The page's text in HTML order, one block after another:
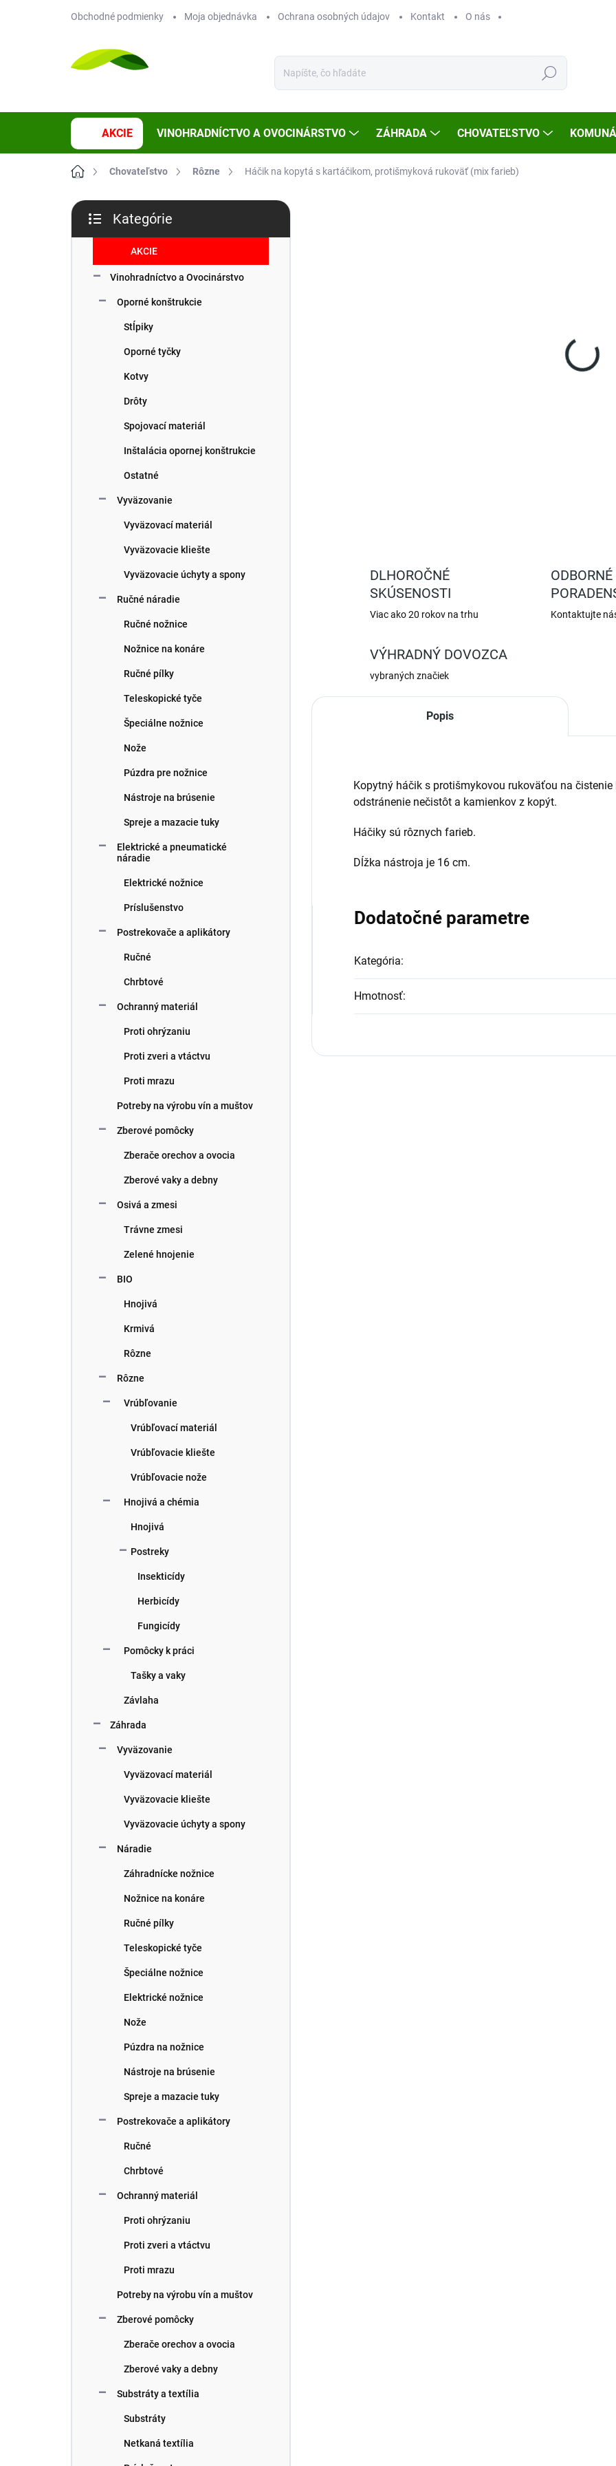
Obchodné podmienky Moja objednávka Ochrana osobných údajov Kontakt O nás
Hľadať
AKCIE VINOHRADNÍCTVO A OVOCINÁRSTVO ZÁHRADA CHOVATEĽSTVO
DomovChovateľstvo Rôzne Háčik na kopytá s kartáčikom, protišmyková rukoväť (mix farieb)
B
č
kategórie
Kategórie
AKCIE
Vinohradníctvo a Ovocinárstvo
Oporné konštrukcie
Stĺpiky
Oporné tyčky
Kotvy
Drôty
Spojovací materiál
Inštalácia opornej konštrukcie
Ostatné
Vyväzovanie
Vyväzovací materiál
Vyväzovacie kliešte
Vyväzovacie úchyty a spony
Ručné náradie
Ručné nožnice
Nožnice na konáre
Ručné pílky
Teleskopické tyče
Špeciálne nožnice
Nože
Púzdra pre nožnice
Nástroje na brúsenie
Spreje a mazacie tuky
Elektrické a pneumatické
náradie
Elektrické nožnice
Príslušenstvo
Postrekovače a aplikátory
Ručné
Chrbtové
Ochranný materiál
Proti ohrýzaniu
Proti zveri a vtáctvu
Proti mrazu
Potreby na výrobu vín a muštov
Zberové pomôcky
Zberače orechov a ovocia
Zberové vaky a debny
Osivá a zmesi
Trávne zmesi
Zelené hnojenie
BIO
Hnojivá
Krmivá
Rôzne
Rôzne
Vrúbľovanie
Vrúbľovací materiál
Vrúbľovacie kliešte
Vrúbľovacie nože
Hnojivá a chémia
Hnojivá
Postreky
Insekticídy
Herbicídy
Fungicídy
Pomôcky k práci
Tašky a vaky
Závlaha
Záhrada
Vyväzovanie
Vyväzovací materiál
Vyväzovacie kliešte
Vyväzovacie úchyty a spony
Náradie
Záhradnícke nožnice
Nožnice na konáre
Ručné pílky
Teleskopické tyče
Špeciálne nožnice
Elektrické nožnice
Nože
Púzdra na nožnice
Nástroje na brúsenie
Spreje a mazacie tuky
Postrekovače a aplikátory
Ručné
Chrbtové
Ochranný materiál
Proti ohrýzaniu
Proti zveri a vtáctvu
Proti mrazu
Potreby na výrobu vín a muštov
Zberové pomôcky
Zberače orechov a ovocia
Zberové vaky a debny
Substráty a textília
Substráty
Netkaná textília
DLHOROČNÉ
SKÚSENOSTI
Viac ako 20 rokov na trhu
ODBORNÉ
Kontaktujte
VÝHRADNÝ DOVOZCA
vybraných značiek
Popis
Kopytný háčik s protišmykovou rukoväťou na
odstránenie nečistôt a kamienkov z kopýt.
Háčiky sú rôznych farieb.
Dĺžka nástroja je 16 cm.
Dodatočné parametre
Kategória:
Hmotnosť: